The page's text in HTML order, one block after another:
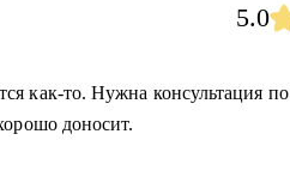
5.0
как-то. Нужна консультация по
доносит.